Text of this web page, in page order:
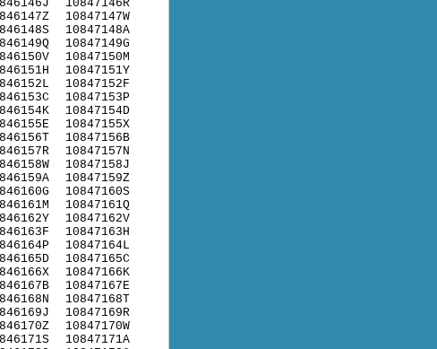
10847146R
10847147W
10847148A
10847149G
10847150M
10847151Y
10847152F
10847153P
10847154D
10847155X
10847156B
10847157N
10847158J
10847159Z
10847160S
10847161Q
10847162V
10847163H
10847164L
10847165C
10847166K
10847167E
10847168T
10847169R
10847170W
10847171A